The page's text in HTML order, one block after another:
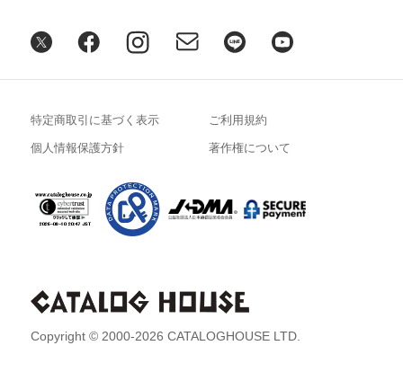
Copyright © 2000-2026 CATALOGHOUSE LTD.
特定商取引に基づく表示 ご利用規約
個人情報保護方針 著作権について